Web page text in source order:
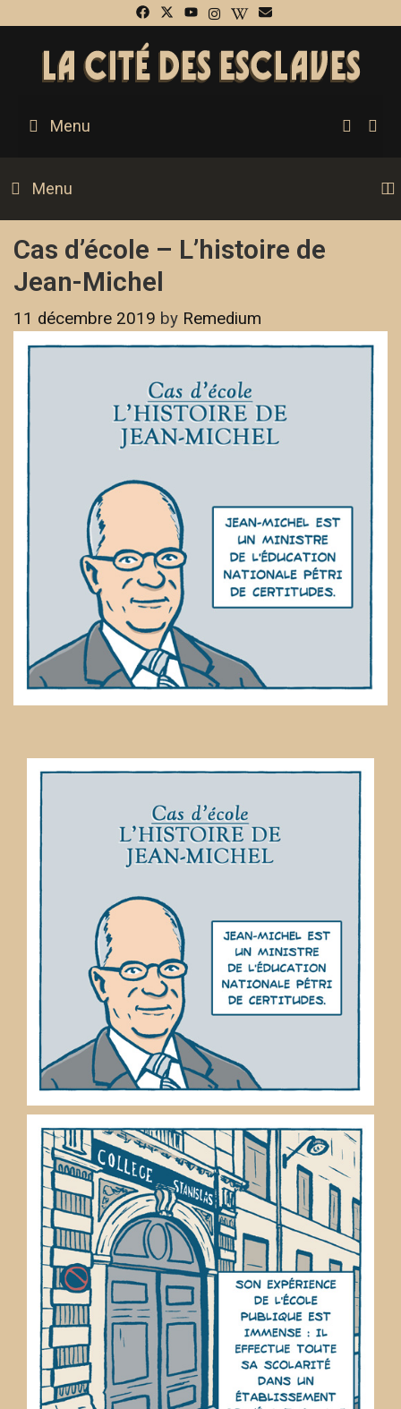
Menu
Menu
Cas d’école – L’histoire de
Jean-Michel
11 décembre 2019 by Remedium